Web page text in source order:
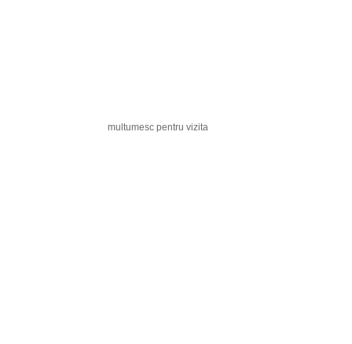
multumesc pentru vizita